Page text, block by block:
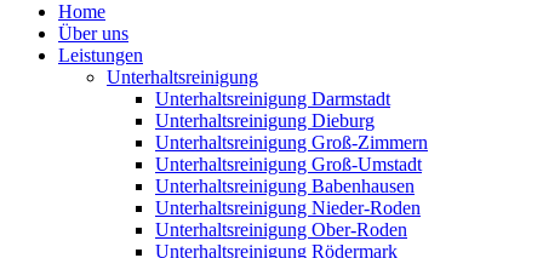
Home
Über uns
Leistungen
Unterhaltsreinigung
Unterhaltsreinigung Darmstadt
Unterhaltsreinigung Dieburg
Unterhaltsreinigung Groß-Zimmern
Unterhaltsreinigung Groß-Umstadt
Unterhaltsreinigung Babenhausen
Unterhaltsreinigung Nieder-Roden
Unterhaltsreinigung Ober-Roden
Unterhaltsreinigung Rödermark